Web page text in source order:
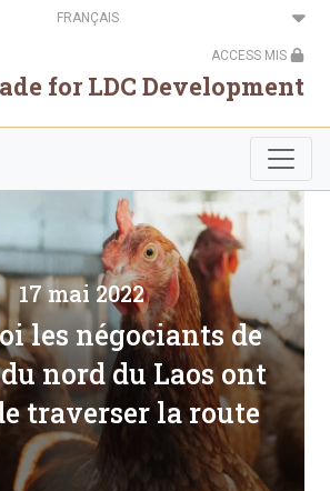
Select
your
ACCESS MIS
for LDC Development
17 mai 2022
les négociants de
nord du Laos ont
traverser la route